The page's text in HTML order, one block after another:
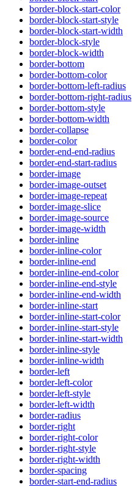
border-block-start-color
border-block-start-style
border-block-start-width
border-block-style
border-block-width
border-bottom
border-bottom-color
border-bottom-left-radius
border-bottom-right-radius
border-bottom-style
border-bottom-width
border-collapse
border-color
border-end-end-radius
border-end-start-radius
border-image
border-image-outset
border-image-repeat
border-image-slice
border-image-source
border-image-width
border-inline
border-inline-color
border-inline-end
border-inline-end-color
border-inline-end-style
border-inline-end-width
border-inline-start
border-inline-start-color
border-inline-start-style
border-inline-start-width
border-inline-style
border-inline-width
border-left
border-left-color
border-left-style
border-left-width
border-radius
border-right
border-right-color
border-right-style
border-right-width
border-spacing
border-start-end-radius